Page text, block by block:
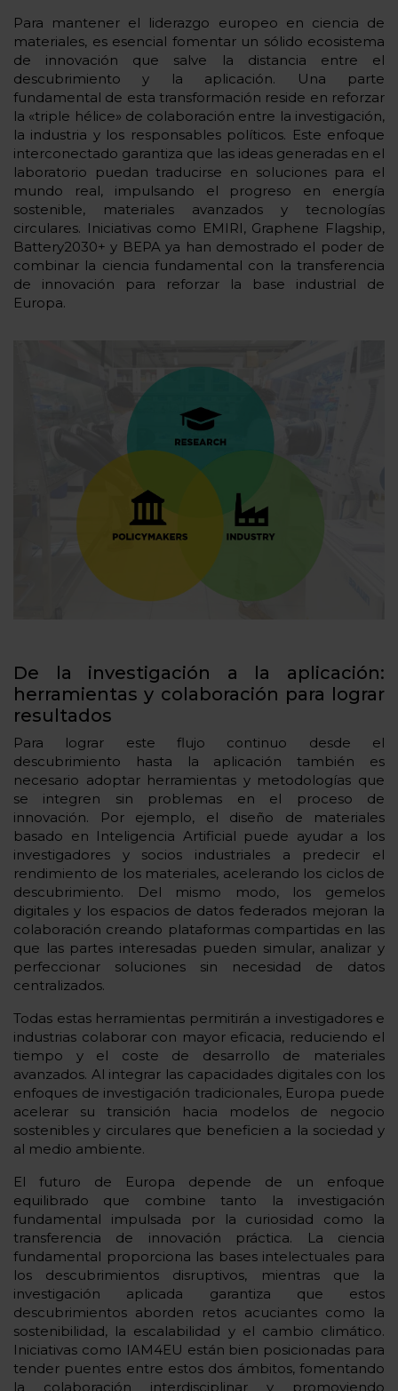
Para mantener el liderazgo europeo en ciencia de
materiales, es esencial fomentar un sólido ecosistema
de innovación que salve la distancia entre el
descubrimiento y la aplicación. Una parte
fundamental de esta transformación reside en reforzar
la «triple hélice» de colaboración entre la investigación,
la industria y los responsables políticos. Este enfoque
interconectado garantiza que las ideas generadas en el
laboratorio puedan traducirse en soluciones para el
mundo real, impulsando el progreso en energía
sostenible, materiales avanzados y tecnologías
circulares. Iniciativas como EMIRI, Graphene Flagship,
Battery2030+ y BEPA ya han demostrado el poder de
combinar la ciencia fundamental con la transferencia
de innovación para reforzar la base industrial de
Europa.
De la investigación a la aplicación:
herramientas y colaboración para lograr
resultados
Para lograr este flujo continuo desde el
descubrimiento hasta la aplicación también es
necesario adoptar herramientas y metodologías que
se integren sin problemas en el proceso de
innovación. Por ejemplo, el diseño de materiales
basado en Inteligencia Artificial puede ayudar a los
investigadores y socios industriales a predecir el
rendimiento de los materiales, acelerando los ciclos de
descubrimiento. Del mismo modo, los gemelos
digitales y los espacios de datos federados mejoran la
colaboración creando plataformas compartidas en las
que las partes interesadas pueden simular, analizar y
perfeccionar soluciones sin necesidad de datos
centralizados.
Todas estas herramientas permitirán a investigadores e
industrias colaborar con mayor eficacia, reduciendo el
tiempo y el coste de desarrollo de materiales
avanzados. Al integrar las capacidades digitales con los
enfoques de investigación tradicionales, Europa puede
acelerar su transición hacia modelos de negocio
sostenibles y circulares que beneficien a la sociedad y
al medio ambiente.
El futuro de Europa depende de un enfoque
equilibrado que combine tanto la investigación
fundamental impulsada por la curiosidad como la
transferencia de innovación práctica. La ciencia
fundamental proporciona las bases intelectuales para
los descubrimientos disruptivos, mientras que la
investigación aplicada garantiza que estos
descubrimientos aborden retos acuciantes como la
sostenibilidad, la escalabilidad y el cambio climático.
Iniciativas como IAM4EU están bien posicionadas para
tender puentes entre estos dos ámbitos, fomentando
la colaboración interdisciplinar y promoviendo